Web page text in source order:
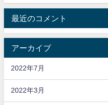
最近のコメント
アーカイブ
2022年7月
2022年3月